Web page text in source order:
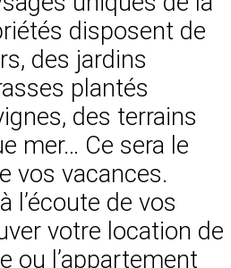
disposent de
des jardins
plantés
des terrains
mer… Ce sera le
vos vacances.
l’écoute de vos
votre location de
ou l’appartement